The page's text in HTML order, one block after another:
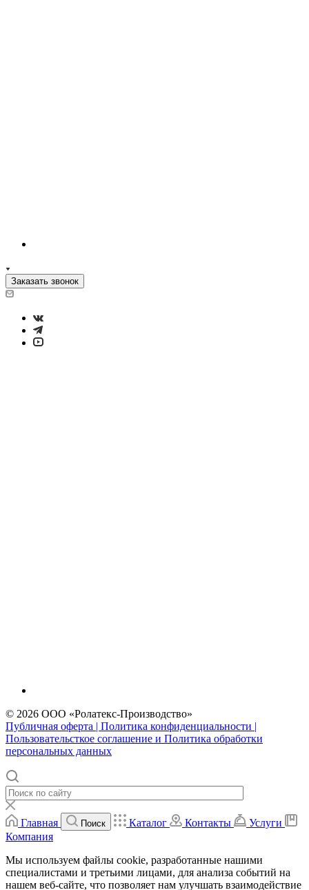
Заказать звонок
© 2026 ООО «Ролатекс-Производство»
Публичная оферта | Политика конфиденциальности |
Пользовательсткое соглашение и Политика обработки
персональных данных
Главная Поиск Каталог Контакты
Услуги
Компания
Мы используем файлы cookie, разработанные нашими
специалистами и третьими лицами, для анализа событий на
нашем веб-сайте, что позволяет нам улучшать взаимодействие